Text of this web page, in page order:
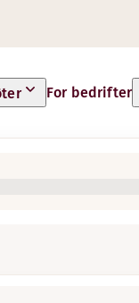
For bedrifter